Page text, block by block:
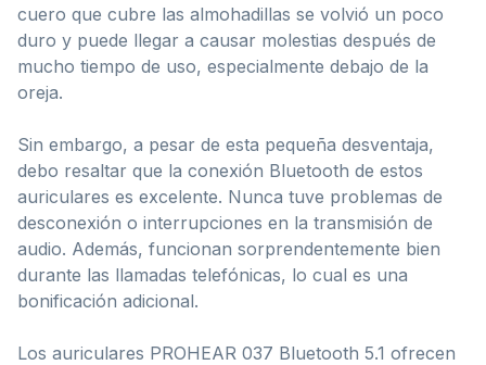
cuero que cubre las almohadillas se volvió un poco
duro y puede llegar a causar molestias después de
mucho tiempo de uso, especialmente debajo de la
oreja.
Sin embargo, a pesar de esta pequeña desventaja,
debo resaltar que la conexión Bluetooth de estos
auriculares es excelente. Nunca tuve problemas de
desconexión o interrupciones en la transmisión de
audio. Además, funcionan sorprendentemente bien
durante las llamadas telefónicas, lo cual es una
bonificación adicional.
Los auriculares PROHEAR 037 Bluetooth 5.1 ofrecen